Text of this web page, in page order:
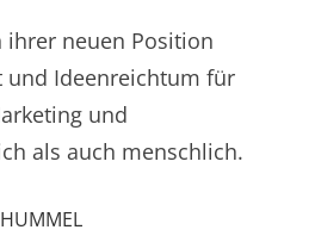
ihrer neuen Position
und Ideenreichtum für
und
als auch menschlich.